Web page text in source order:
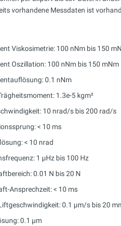
vorhandene Messdaten ist
Viskosimetrie: 100 nNm bis 150
Oszillation: 100 nNm bis 150 mNm
0.1 nNm
1.3e-5 kgm²
10 nrad/s bis 200 rad/s
< 10 ms
< 10 nrad
1 µHz bis 100 Hz
0.01 N bis 20 N
Ansprechzeit: < 10 ms
0.1 µm/s bis 20
0.1 µm